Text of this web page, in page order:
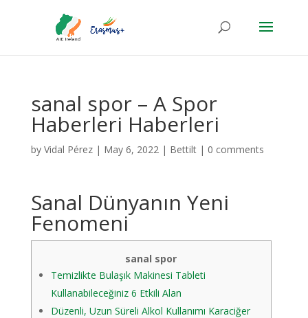
sanal spor – A Spor
Haberleri Haberleri
by Vidal Pérez| May 6, 2022| Bettilt| 0 comments
Sanal Dünyanın Yeni
Fenomeni
sanal spor
Temizlikte Bulaşık Makinesi Tableti
Kullanabileceğiniz 6 Etkili Alan
Düzenli, Uzun Süreli Alkol Kullanımı Karaciğer